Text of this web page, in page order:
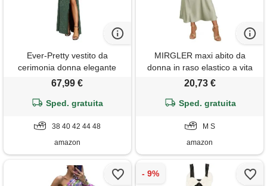
Ever-Pretty vestito da
cerimonia donna elegante
lungo senza schienale abito
senza maniche sexy verde
67,99 €
Sped. gratuita
38 40 42 44 48
amazon
MIRGLER maxi abito da
donna in raso elastico a vita
alta per matrimoni, serate,
muschio, m
20,73 €
Sped. gratuita
M S
amazon